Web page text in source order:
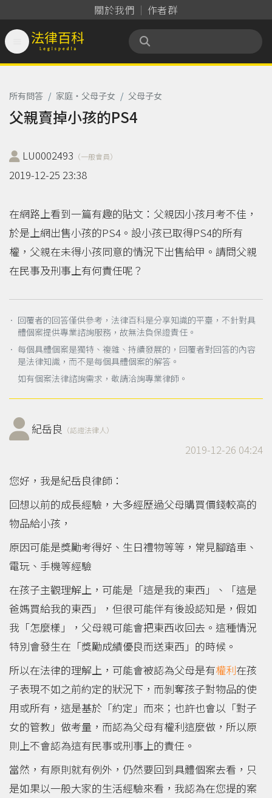
關於我們 作者群
法律百科 Legispedia
所有問答 / 家庭‧父母子女 / 父母子女
父親賣掉小孩的PS4
LU0002493 （一般會員）
2019-12-25 23:38
在網路上看到一篇有趣的貼文：父親因小孩月考不佳，
於是上網出售小孩的PS4。設小孩已取得PS4的所有
權，父親在未得小孩同意的情況下出售給甲。請問父親
在民事及刑事上有何責任呢？
． 回覆者的回答僅供參考，法律百科是分享知識的平臺，不針對具
體個案提供專業諮詢服務，故無法負保證責任。
． 每個具體個案是獨特、複雜、持續發展的，回覆者對回答的內容
是法律知識，而不是每個具體個案的解答。
如有個案法律諮詢需求，敬請洽詢專業律師。
紀岳良 （認證法律人）
2019-12-26 04:24
您好，我是紀岳良律師：
回想以前的成長經驗，大多經歷過父母購買價錢較高的
物品給小孩，
原因可能是獎勵考得好、生日禮物等等，常見腳踏車、
電玩、手機等經驗
在孩子主觀理解上，可能是「這是我的東西」、「這是
爸媽買給我的東西」，但很可能伴有後設認知是，假如
我「怎麼樣」，父母親可能會把東西收回去。這種情況
特別會發生在「獎勵成績優良而送東西」的時候。
所以在法律的理解上，可能會被認為父母是有權利在孩
子表現不如之前約定的狀況下，而剝奪孩子對物品的使
用或所有，這是基於「約定」而來；也許也會以「對子
女的管教」做考量，而認為父母有權利這麼做，所以原
則上不會認為這有民事或刑事上的責任。
當然，有原則就有例外，仍然要回到具體個案去看，只
是如果以一般大家的生活經驗來看，我認為在您提的案